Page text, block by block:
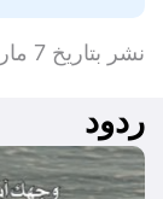
نشر بتاريخ 7 مارس، 2022
ردود